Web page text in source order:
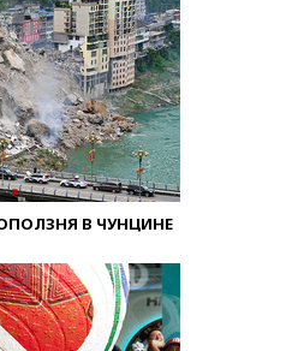
В ЧУНЦИНЕ